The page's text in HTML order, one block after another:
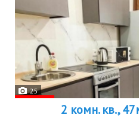
25
2 комн. кв.,